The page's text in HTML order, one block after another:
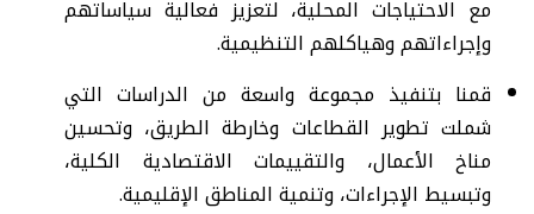
مع الاحتياجات المحلية، لتعزيز فعالية سياساتهم
وإجراءاتهم وهياكلهم التنظيمية.
قمنا بتنفيذ مجموعة واسعة من الدراسات التي
شملت تطوير القطاعات وخارطة الطريق، وتحسين
مناخ الأعمال، والتقييمات الاقتصادية الكلية،
وتبسيط الإجراءات، وتنمية المناطق الإقليمية.